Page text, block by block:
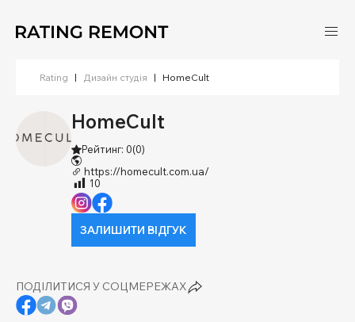
Rating | Дизайн студія | HomeCult
HomeCult
Рейтинг: 0(0)
https://homecult.com.ua/
10
ЗАЛИШИТИ ВІДГУК
ПОДІЛИТИСЯ У СОЦМЕРЕЖАХ